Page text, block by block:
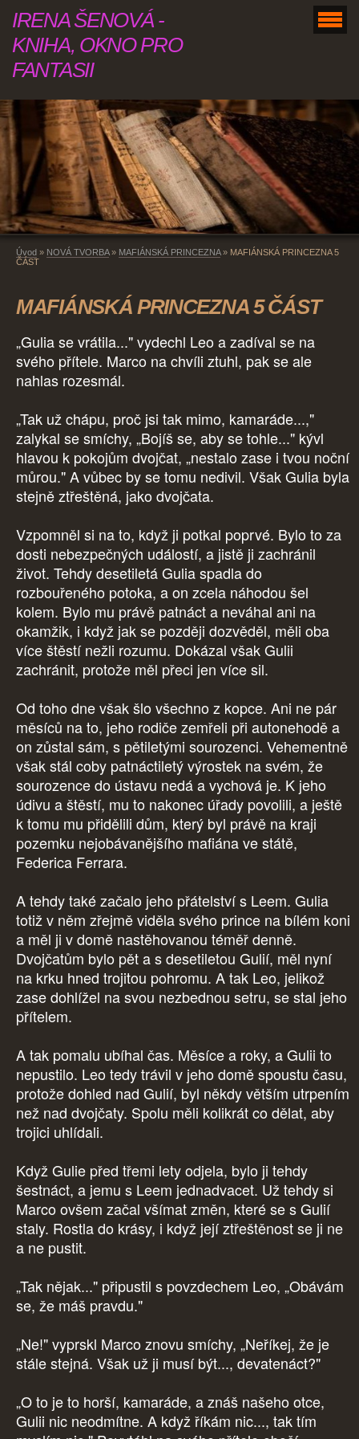
IRENA ŠENOVÁ -
KNIHA, OKNO PRO
FANTASII
Úvod » NOVÁ TVORBA» MAFIÁNSKÁ PRINCEZNA» MAFIÁNSKÁ PRINCEZNA 5
ČÁST
MAFIÁNSKÁ PRINCEZNA 5 ČÁST
„Gulia se vrátila..." vydechl Leo a zadíval se na
svého přítele. Marco na chvíli ztuhl, pak se ale
nahlas rozesmál.
„Tak už chápu, proč jsi tak mimo, kamaráde...,"
zalykal se smíchy, „Bojíš se, aby se tohle..." kývl
hlavou k pokojům dvojčat, „nestalo zase i tvou noční
můrou." A vůbec by se tomu nedivil. Však Gulia byla
stejně ztřeštěná, jako dvojčata.
Vzpomněl si na to, když ji potkal poprvé. Bylo to za
dosti nebezpečných událostí, a jistě ji zachránil
život. Tehdy desetiletá Gulia spadla do
rozbouřeného potoka, a on zcela náhodou šel
kolem. Bylo mu právě patnáct a neváhal ani na
okamžik, i když jak se později dozvěděl, měli oba
více štěstí nežli rozumu. Dokázal však Gulii
zachránit, protože měl přeci jen více sil.
Od toho dne však šlo všechno z kopce. Ani ne pár
měsíců na to, jeho rodiče zemřeli při autonehodě a
on zůstal sám, s pětiletými sourozenci. Vehementně
však stál coby patnáctiletý výrostek na svém, že
sourozence do ústavu nedá a vychová je. K jeho
údivu a štěstí, mu to nakonec úřady povolili, a ještě
k tomu mu přidělili dům, který byl právě na kraji
pozemku nejobávanějšího mafiána ve státě,
Federica Ferrara.
A tehdy také začalo jeho přátelství s Leem. Gulia
totiž v něm zřejmě viděla svého prince na bílém koni
a měl ji v domě nastěhovanou téměř denně.
Dvojčatům bylo pět a s desetiletou Gulií, měl nyní
na krku hned trojitou pohromu. A tak Leo, jelikož
zase dohlížel na svou nezbednou setru, se stal jeho
přítelem.
A tak pomalu ubíhal čas. Měsíce a roky, a Gulii to
nepustilo. Leo tedy trávil v jeho domě spoustu času,
protože dohled nad Gulií, byl někdy větším utrpením
než nad dvojčaty. Spolu měli kolikrát co dělat, aby
trojici uhlídali.
Když Gulie před třemi lety odjela, bylo ji tehdy
šestnáct, a jemu s Leem jednadvacet. Už tehdy si
Marco ovšem začal všímat změn, které se s Gulií
staly. Rostla do krásy, i když její ztřeštěnost se ji ne
a ne pustit.
„Tak nějak..." připustil s povzdechem Leo, „Obávám
se, že máš pravdu."
„Ne!" vyprskl Marco znovu smíchy, „Neříkej, že je
stále stejná. Však už ji musí být..., devatenáct?"
„O to je to horší, kamaráde, a znáš našeho otce,
Gulii nic neodmítne. A když říkám nic..., tak tím